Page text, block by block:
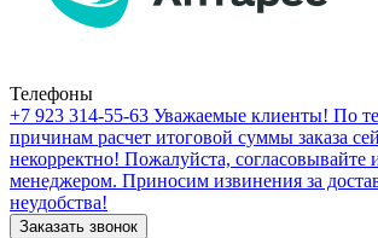
Телефоны
+7 923 314-55-63 Уважаемые клиенты! По
причинам расчет итоговой суммы заказа
некорректно! Пожалуйста, согласовывайте
менеджером. Приносим извинения за
неудобства!
Заказать звонок